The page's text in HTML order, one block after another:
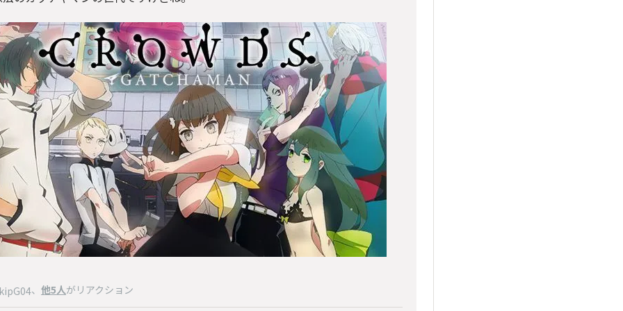
、 他5人がリアクション